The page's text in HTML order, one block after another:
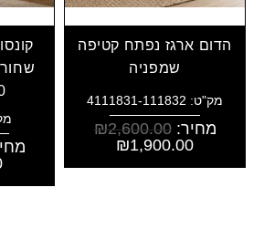
הדום ארגז נפתח קטיפה
שמפניה
מק"ט: 4111831-111832
מחיר: ₪2,600.00
₪1,900.00